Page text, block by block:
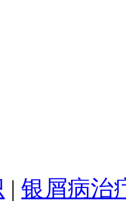
| 银屑病治